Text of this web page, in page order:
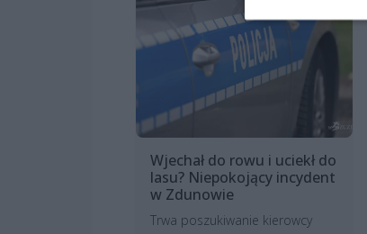
Wjechał do rowu i uciekł do
lasu? Niepokojący incydent
w Zdunowie
Trwa poszukiwanie kierowcy